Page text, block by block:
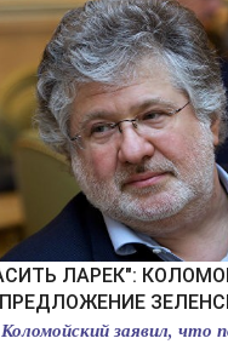
заявил, что